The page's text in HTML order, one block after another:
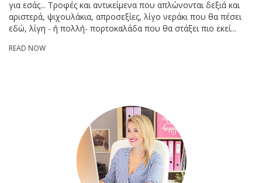
για εσάς... Τροφές και αντικείμενα που απλώνονται δεξιά και
αριστερά, ψιχουλάκια, απροσεξίες, λίγο νεράκι που θα πέσει
εδώ, λίγη - ή πολλή- πορτοκαλάδα που θα στάξει πιο εκεί...
READ NOW